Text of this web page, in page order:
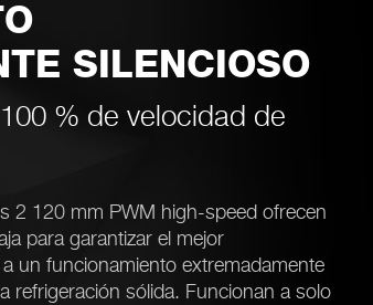
SILENCIOSO
% de velocidad de
2 120 mm PWM high-speed ofrecen
para garantizar el mejor
un funcionamiento extremadamente
refrigeración sólida. Funcionan a solo